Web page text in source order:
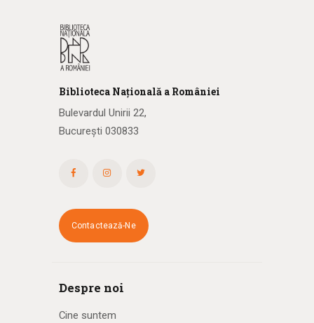
Biblioteca Națională a României
Bulevardul Unirii 22,
București 030833
Contactează-Ne
Despre noi
Cine suntem